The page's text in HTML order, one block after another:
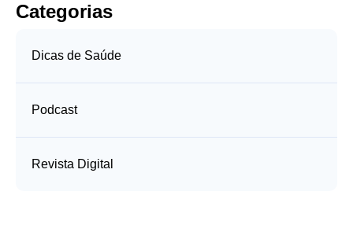
Categorias
Dicas de Saúde
Podcast
Revista Digital